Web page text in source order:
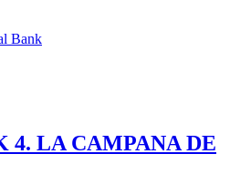
4. LA CAMPANA DE